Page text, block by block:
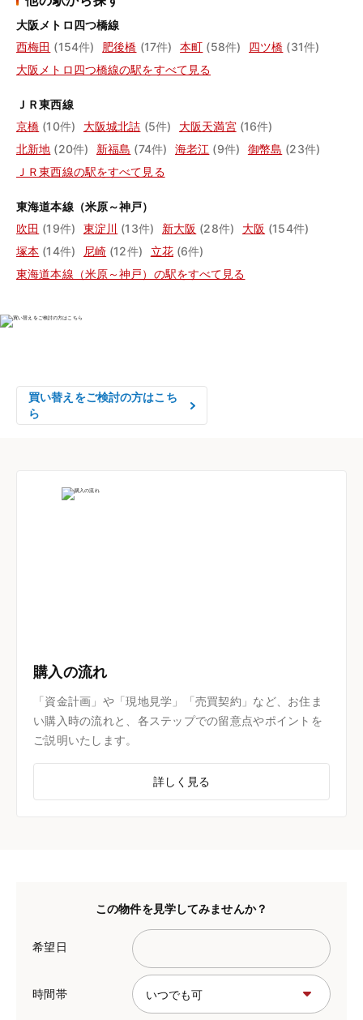
大阪メトロ四つ橋線
西梅田 (154件) 肥後橋 (17件) 本町 (58件) 四ツ橋 (31件)
大阪メトロ四つ橋線の駅をすべて見る
ＪＲ東西線
京橋 (10件) 大阪城北詰 (5件) 大阪天満宮 (16件)
北新地 (20件) 新福島 (74件) 海老江 (9件) 御幣島 (23件)
ＪＲ東西線の駅をすべて見る
東海道本線（米原～神戸）
吹田 (19件) 東淀川 (13件) 新大阪 (28件) 大阪 (154件)
塚本 (14件) 尼崎 (12件) 立花 (6件)
東海道本線（米原～神戸）の駅をすべて見る
買い替えをご検討の方はこち
ら
購入の流れ
「資金計画」や「現地見学」「売買契約」など、お住ま
い購入時の流れと、各ステップでの留意点やポイントを
ご説明いたします。
詳しく見る
この物件を見学してみませんか？
希望日
時間帯